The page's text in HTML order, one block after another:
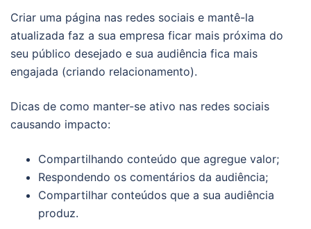
Criar uma página nas redes sociais e mantê-la
atualizada faz a sua empresa ficar mais próxima do
seu público desejado e sua audiência fica mais
engajada (criando relacionamento).
Dicas de como manter-se ativo nas redes sociais
causando impacto:
Compartilhando conteúdo que agregue valor;
Respondendo os comentários da audiência;
Compartilhar conteúdos que a sua audiência
produz.